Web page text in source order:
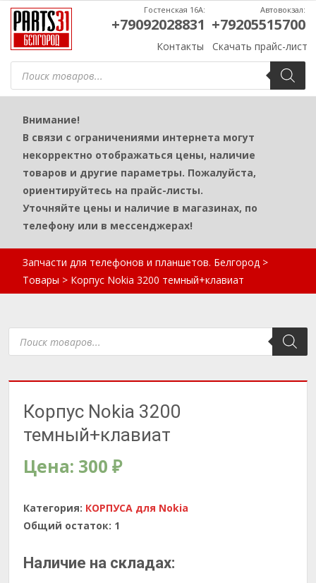
Поиск
товаров
Контакты Скачать прайс-лист
Гостенская 16А:
+79092028831
Автовокзал:
+79205515700
Внимание!
В связи с ограничениями интернета могут
некорректно отображаться цены, наличие
товаров и другие параметры. Пожалуйста,
ориентируйтесь на прайс-листы.
Уточняйте цены и наличие в магазинах, по
телефону или в мессенджерах!
Запчасти для телефонов и планшетов. Белгород >
Товары > Корпус Nokia 3200 темный+клавиат
Поиск
товаров
Корпус Nokia 3200
темный+клавиат
Цена: 300 ₽
Категория: КОРПУСА для Nokia
Общий остаток: 1
Наличие на складах: